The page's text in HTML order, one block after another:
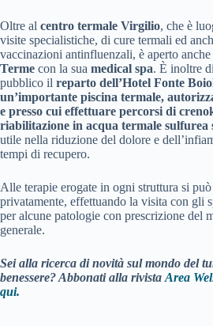
Oltre al centro termale Virgilio, che è
visite specialistiche, di cure termali ed
vaccinazioni antinfluenzali, è aperto anche
Terme con la sua medical spa. È inoltre
pubblico il reparto dell’Hotel Fonte
un’importante piscina termale,
e presso cui effettuare percorsi di
riabilitazione in acqua termale sulfurea
utile nella riduzione del dolore e
tempi di recupero.
Alle terapie erogate in ogni struttura si può
privatamente, effettuando la visita con gli
per alcune patologie con prescrizione del
generale.
Sei alla ricerca di novità sul mondo del
benessere? Abbonati alla rivista Area
qui.